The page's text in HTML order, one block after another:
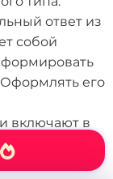
типа.
ответ из
собой
его
включают в
а во второй